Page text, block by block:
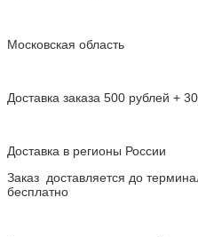
Московская область
Доставка заказа 500 рублей +
Доставка в регионы России
Заказ доставляется до
бесплатно